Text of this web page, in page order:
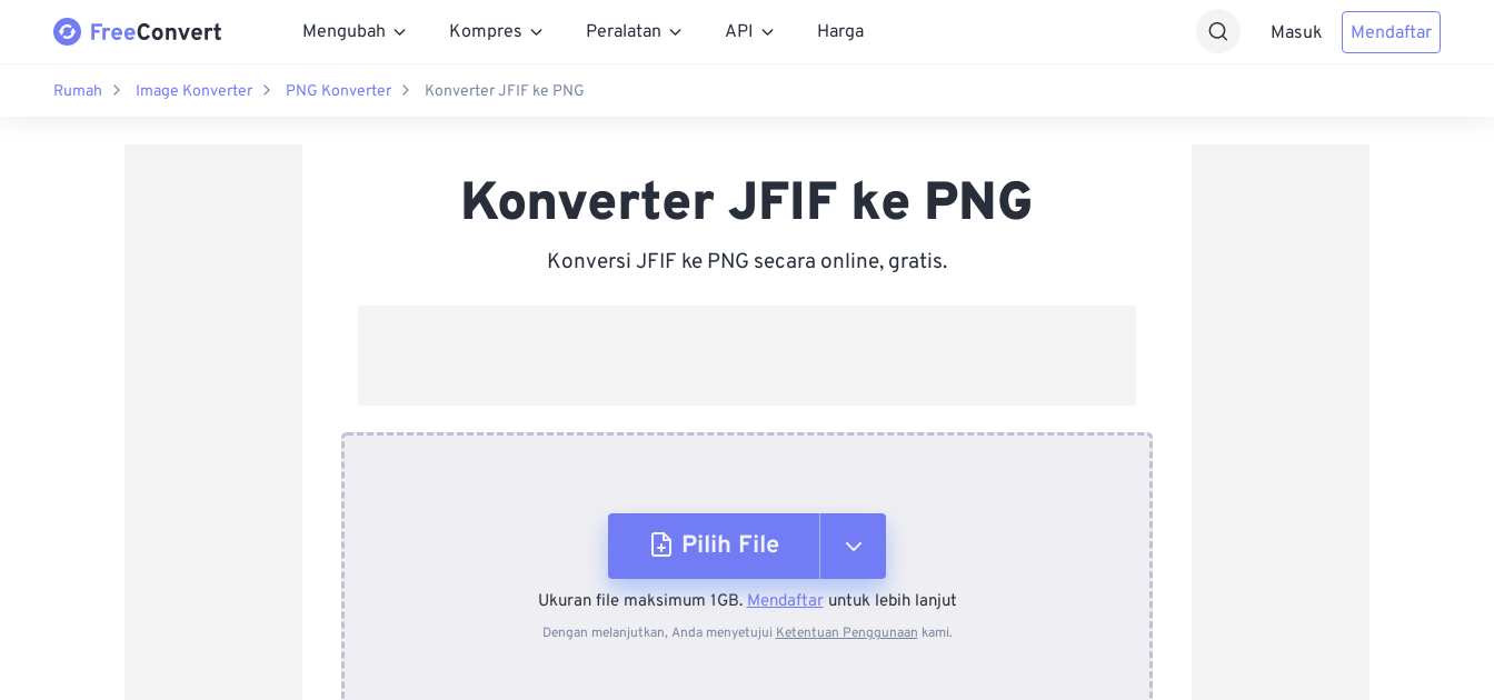
Mengubah Kompres Peralatan API Harga Masuk Mendaftar
Rumah Image Konverter PNG Konverter Konverter JFIF ke PNG
Konverter JFIF ke PNG
Konversi JFIF ke PNG secara online, gratis.
Pilih File
Dari Perangkat
Ukuran file maksimum 1GB.Mendaftaruntuk lebih lanjut
Dengan melanjutkan, Anda menyetujui Ketentuan Penggunaan kami.